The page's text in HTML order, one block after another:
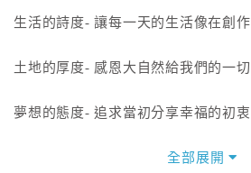
特
民
生活的詩度- 讓每一天的生活像在創作
土地的厚度- 感恩大自然給我們的一切
夢想的態度- 追求當初分享幸福的初衷
全部展開